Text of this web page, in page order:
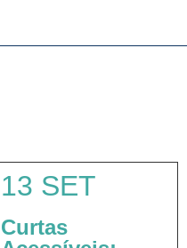
13 SET
Curtas